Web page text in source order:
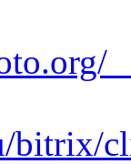
bitrix/